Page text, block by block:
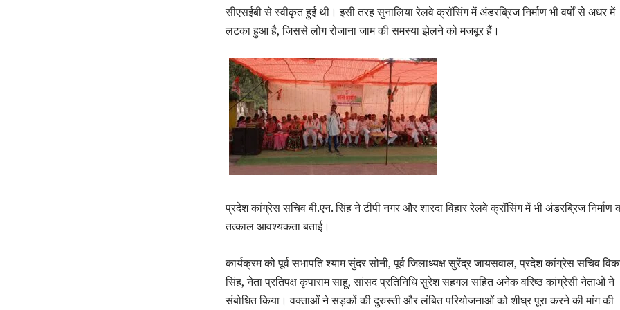
सीएसईबी से स्वीकृत हुई थी। इसी तरह सुनालिया रेलवे क्रॉसिंग में अंडरब्रिज निर्माण भी वर्षों से अधर में
लटका हुआ है, जिससे लोग रोजाना जाम की समस्या झेलने को मजबूर हैं।
प्रदेश कांग्रेस सचिव बी.एन. सिंह ने टीपी नगर और शारदा विहार रेलवे क्रॉसिंग में भी अंडरब्रिज निर्माण
तत्काल आवश्यकता बताई।
कार्यक्रम को पूर्व सभापति श्याम सुंदर सोनी, पूर्व जिलाध्यक्ष सुरेंद्र जायसवाल, प्रदेश कांग्रेस सचिव
सिंह, नेता प्रतिपक्ष कृपाराम साहू, सांसद प्रतिनिधि सुरेश सहगल सहित अनेक वरिष्ठ कांग्रेसी नेताओं ने
संबोधित किया। वक्ताओं ने सड़कों की दुरुस्ती और लंबित परियोजनाओं को शीघ्र पूरा करने की मांग की